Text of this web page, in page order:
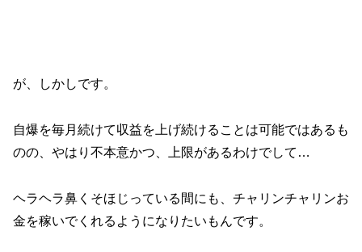
が、しかしです。
自爆を毎月続けて収益を上げ続けることは可能ではあるも
のの、やはり不本意かつ、上限があるわけでして…
ヘラヘラ鼻くそほじっている間にも、チャリンチャリンお
金を稼いでくれるようになりたいもんです。